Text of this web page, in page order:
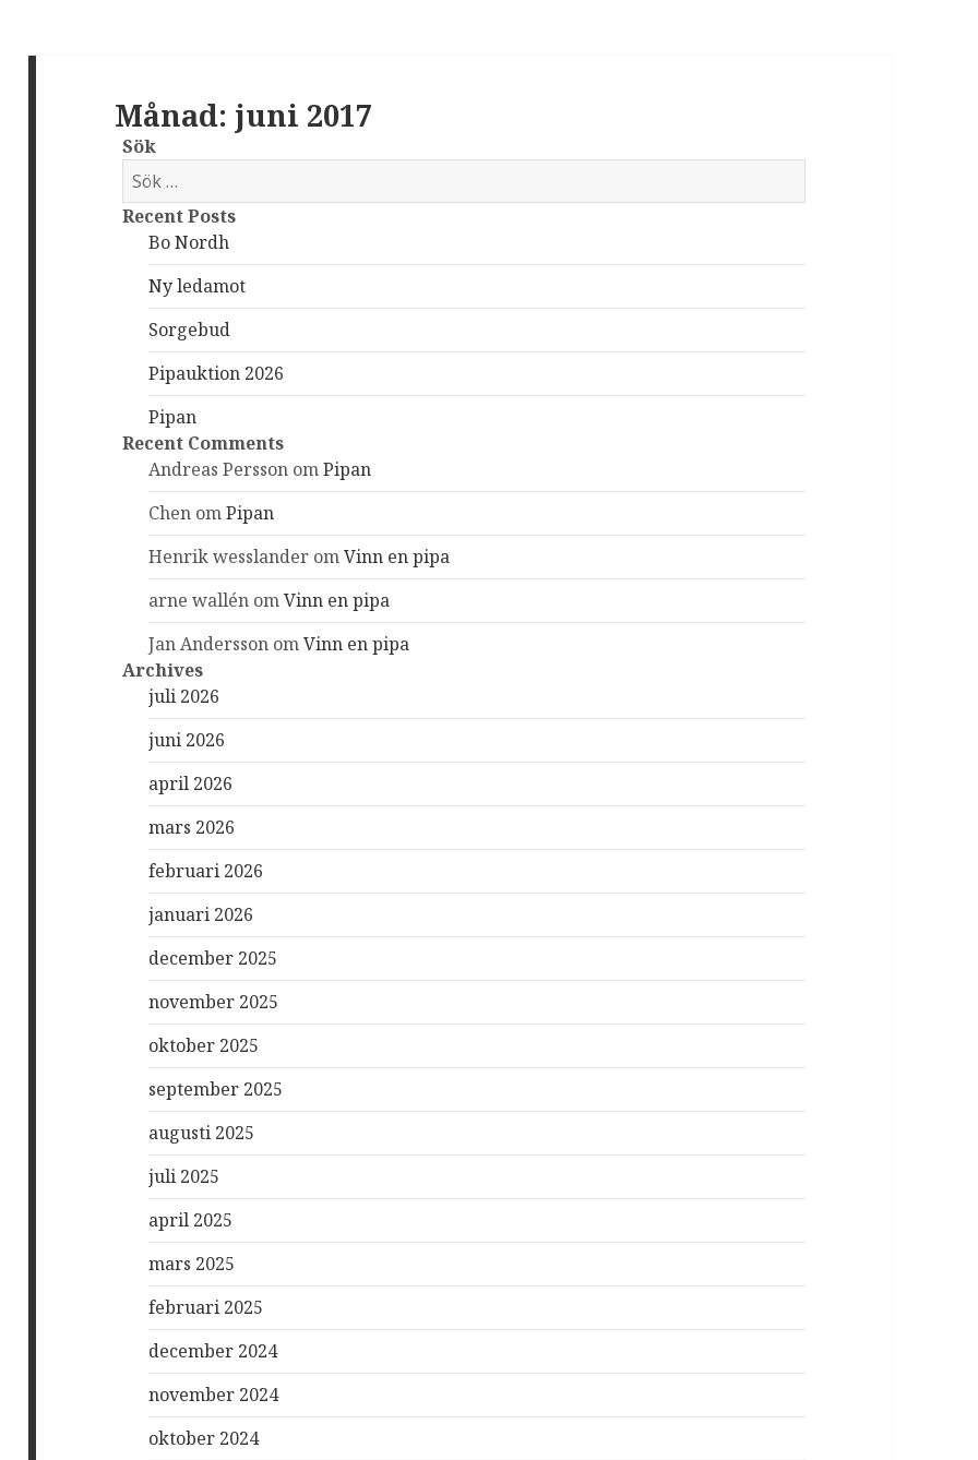
Månad: juni 2017
Sök
S
ö
k
Recent Posts
Bo Nordh
Ny ledamot
Sorgebud
Pipauktion 2026
Pipan
Recent Comments
Andreas Persson omPipan
Chen omPipan
Henrik wesslander omVinn en pipa
arne wallén omVinn en pipa
Jan Andersson omVinn en pipa
Archives
juli 2026
juni 2026
april 2026
mars 2026
februari 2026
januari 2026
december 2025
november 2025
oktober 2025
september 2025
augusti 2025
juli 2025
april 2025
mars 2025
februari 2025
december 2024
november 2024
oktober 2024